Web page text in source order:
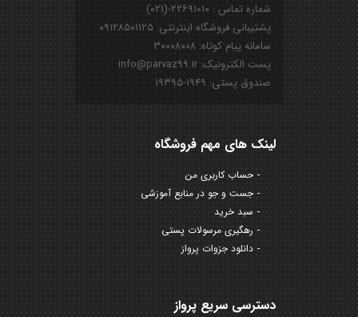
شماره تماس : ۲۲۶۹۱۰۱۰-(۰۲۱)
پشتیبانی فروشگاه اینترنتی: ۰۹۱۲۸۵۰۱۱۲۵
سامانه پیام کوتاه: ۳۰۰۰۸۰۰۸
پست الکترونیک: info@parvaz99.ir
صندوق پستی: ۱۹۴۹-۱۹۳۹۵
لینک های مهم فروشگاه
حساب کاربری من
جست و جو در منابع آموزشی
سبد خرید
رهگیری مرسولات پستی
دانلود جزوات پرواز
دسترسی سریع پرواز